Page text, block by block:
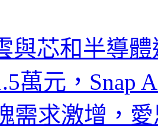
與芯和半導
萬元，Snap
需求激增，